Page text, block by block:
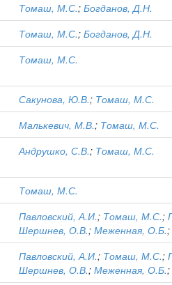
Томаш, М.С.; Богданов, Д.Н.
Томаш, М.С.; Богданов, Д.Н.
Томаш, М.С.
Сакунова, Ю.В.; Томаш, М.С.
Малькевич, М.В.; Томаш, М.С.
Андрушко, С.В.; Томаш, М.С.
Томаш, М.С.
Павловский, А.И.; Томаш, М.С.;
Шершнев, О.В.; Меженная, О.Б.;
Павловский, А.И.; Томаш, М.С.;
Шершнев, О.В.; Меженная, О.Б.;